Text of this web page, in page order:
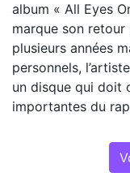
album « All Eyes
marque son
plusieurs années
personnels,
un disque qui doit
importantes du